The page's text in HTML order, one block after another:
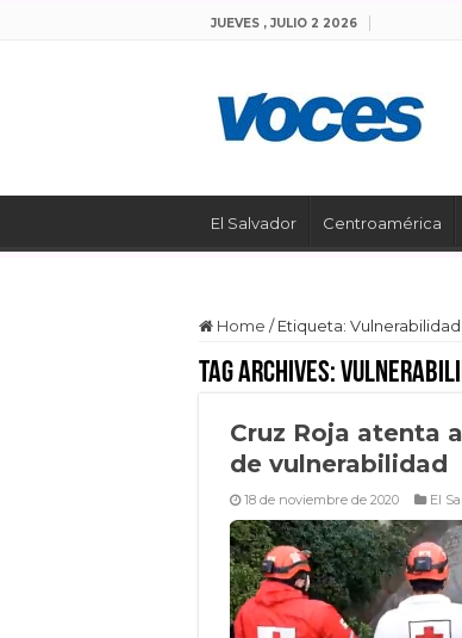
JUEVES , JULIO 2 2026
El Salvador Centroamérica
Home / Etiqueta: Vulnerabilidad
Tag Archives:
Cruz Roja atenta
de vulnerabilidad
18 de noviembre de 2020 El